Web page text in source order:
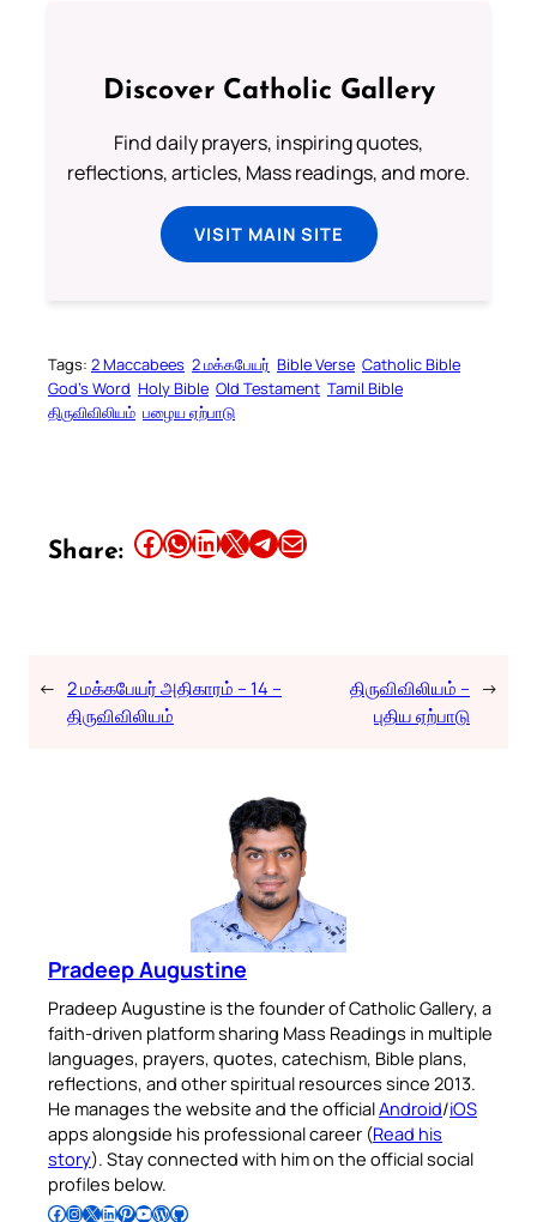
Discover Catholic Gallery
Find daily prayers, inspiring quotes,
reflections, articles, Mass readings, and more.
VISIT MAIN SITE
Tags: 2 Maccabees 2 மக்கபேயர் Bible Verse Catholic Bible
God’s Word Holy Bible Old Testament Tamil Bible
திருவிவிலியம் பழைய ஏற்பாடு
Share: Share this article on Facebook Share this article on WhatsApp Share this article on LinkedIn Share this article on X Share this article on TelegramEmail this Article
← 2 மக்கபேயர் அதிகாரம் – 14 –
திருவிவிலியம்
திருவிவிலியம் –
புதிய ஏற்பாடு
→
Pradeep Augustine
Pradeep Augustine is the founder of Catholic Gallery, a
faith-driven platform sharing Mass Readings in multiple
languages, prayers, quotes, catechism, Bible plans,
reflections, and other spiritual resources since 2013.
He manages the website and the officialAndroid/iOS
apps alongside his professional career (Read his
story). Stay connected with him on the official social
profiles below.
Follow Pradeep on Facebook Follow Pradeep on InstagramFollow Pradeep on X Follow Pradeep on LinkedIn Follow Pradeep on Pinterest Subscribe to Pradeep’s Youtube Channel Follow Pradeep on WordPress Follow Pradeep on GitHub